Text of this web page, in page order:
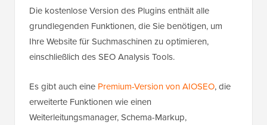
Die kostenlose Version des Plugins enthält alle
grundlegenden Funktionen, die Sie benötigen, um
Ihre Website für Suchmaschinen zu optimieren,
einschließlich des SEO Analysis Tools.
Es gibt auch eine Premium-Version von AIOSEO, die
erweiterte Funktionen wie einen
Weiterleitungsmanager, Schema-Markup,